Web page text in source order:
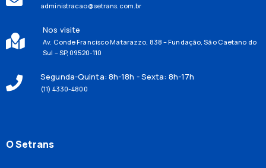
administracao@setrans.com.br
Nos visite
Av. Conde Francisco Matarazzo, 838 – Fundação, São Caetano do
Sul – SP, 09520-110
Segunda-Quinta: 8h-18h - Sexta: 8h-17h
(11) 4330-4800
O Setrans